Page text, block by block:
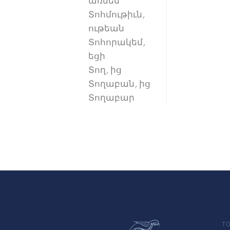
Տոհմութիւն,
ութեան
Տոհորակեմ,
եցի
Տող, ից
Տողաբան, ից
Տողաբար